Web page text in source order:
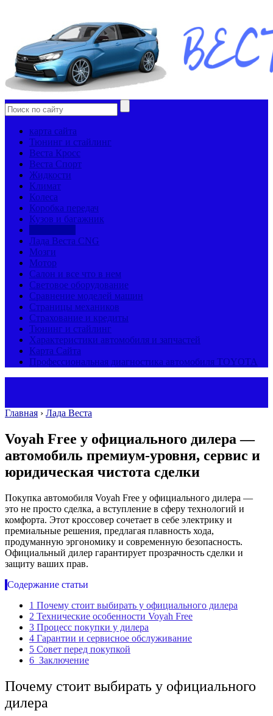
карта сайта
Тюнинг и стайлинг
Веста Кросс
Веста Спорт
Жидкости
Климат
Колеса
Коробка передач
Кузов и багажник
Лада Веста CNG
Мозги
Мотор
Салон и все что в нем
Световое оборудование
Сравнение моделей машин
Страницы механиков
Страхование и кредиты
Тюнинг и стайлинг
Характеристики автомобиля и запчастей
Карта Сайта
Профессиональная диагностика автомобиля TOYOTA
Главная › Лада Веста
Voyah Free у официального дилера —
автомобиль премиум‑уровня, сервис и
юридическая чистота сделки
Покупка автомобиля Voyah Free у официального дилера —
это не просто сделка, а вступление в сферу технологий и
комфорта. Этот кроссовер сочетает в себе электрику и
премиальные решения, предлагая плавность хода,
продуманную эргономику и современную безопасность.
Официальный дилер гарантирует прозрачность сделки и
защиту ваших прав.
Содержание статьи
1 Почему стоит выбирать у официального дилера
2 Технические особенности Voyah Free
3 Процесс покупки у дилера
4 Гарантии и сервисное обслуживание
5 Совет перед покупкой
6 Заключение
Почему стоит выбирать у официального
дилера